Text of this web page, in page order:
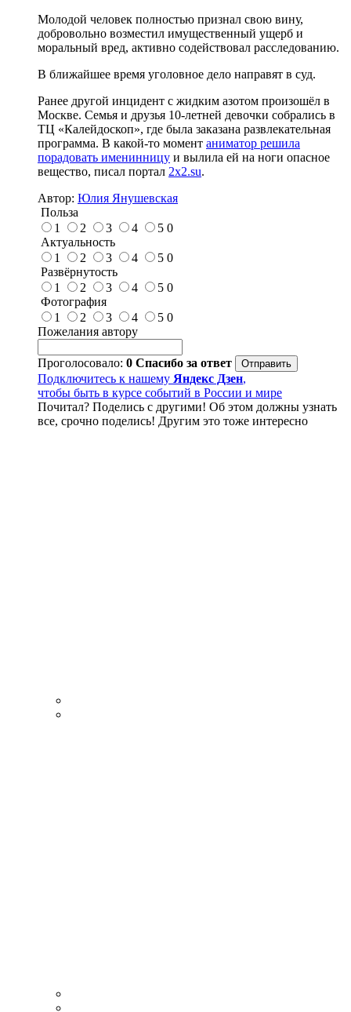
Молодой человек полностью признал свою вину,
добровольно возместил имущественный ущерб и
моральный вред, активно содействовал расследованию.
В ближайшее время уголовное дело направят в суд.
Ранее другой инцидент с жидким азотом произошёл в
Москве. Семья и друзья 10-летней девочки собрались в
ТЦ «Калейдоскоп», где была заказана развлекательная
программа. В какой-то момент аниматор решила
порадовать именинницу и вылила ей на ноги опасное
вещество, писал портал 2x2.su.
Автор: Юлия Янушевская
Польза
1
2 3 4 5 0
Актуальность
1
2 3 4 5 0
Развёрнутость
1
2 3 4 5 0
Фотография
1
2 3 4 5 0
Пожелания автору
Проголосовало: 0 Спасибо за ответ
Подключитесь к нашему Яндекс Дзен,
чтобы быть в курсе событий в России и мире
Почитал? Поделись с другими! Об этом должны узнать
все, срочно поделись! Другим это тоже интересно